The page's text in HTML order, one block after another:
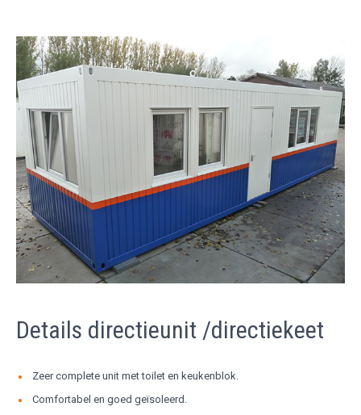
Details directieunit /directiekeet
Zeer complete unit met toilet en keukenblok.
Comfortabel en goed geïsoleerd.